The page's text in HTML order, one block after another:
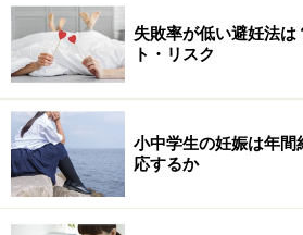
症状のセルフチェックに
PMS診断基準
基礎体温や体調をチェックして、
期的に現れ、症状の現れる時期は
体期）、日常生活にある程度影響
いなら、PMSと診断されます。
失敗率が低い避妊法は
ト・リスク
小中学生の妊娠は年
応するか